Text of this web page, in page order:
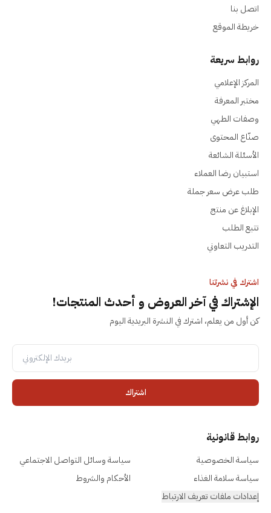
اتصل بنا
خريطة الموقع
روابط سريعة
المركز الإعلامي
مختبر المعرفة
وصفات الطهي
صنّاع المحتوى
الأسئلة الشائعة
استبيان رضا العملاء
طلب عرض سعر جملة
الإبلاغ عن منتج
تتبع الطلب
التدريب التعاوني
اشترك في نشرتنا
الإشتراك في آخر العروض و أحدث المنتجات!
كن أول من يعلم، اشترك في النشرة البريدية اليوم
اشتراك
روابط قانونية
سياسة الخصوصية
سياسة وسائل التواصل الاجتماعي
سياسة سلامة الغذاء
الأحكام والشروط
إعدادات ملفات تعريف الارتباط